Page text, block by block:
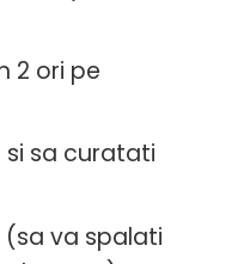
2 ori pe
sa curatati
va spalati